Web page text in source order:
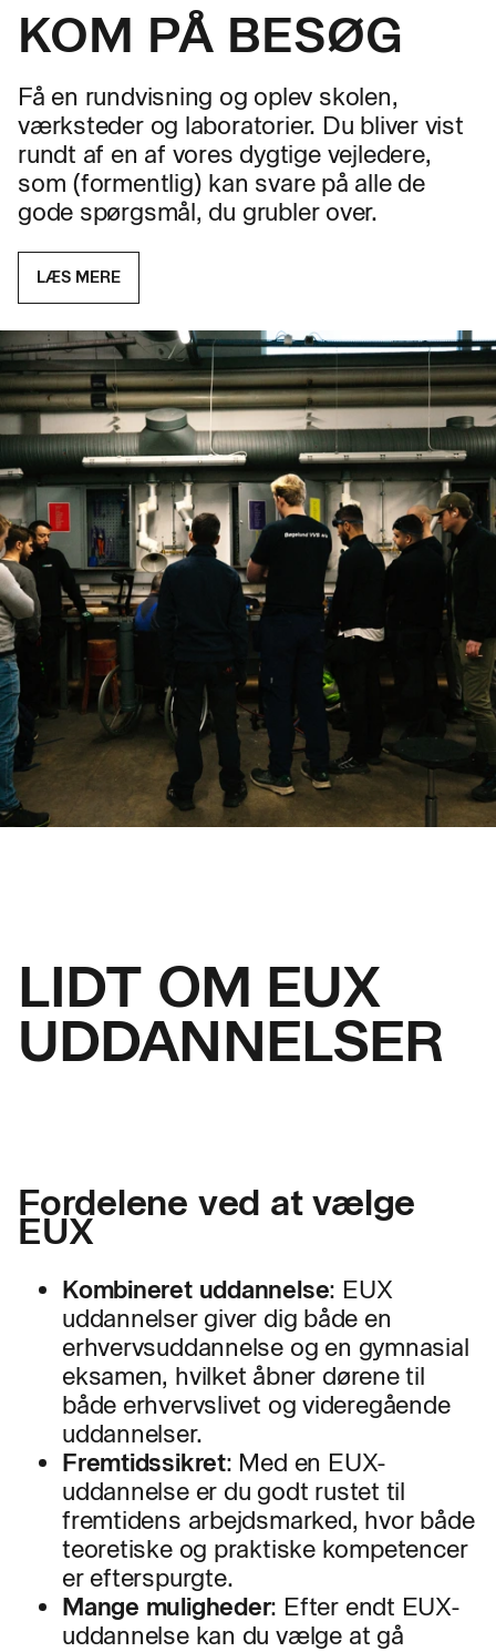
KOM PÅ BESØG
Få en rundvisning og oplev skolen,
værksteder og laboratorier. Du bliver vist
rundt af en af vores dygtige vejledere,
som (formentlig) kan svare på alle de
gode spørgsmål, du grubler over.
LÆS MERE
LIDT OM EUX
UDDANNELSER
Fordelene ved at vælge
EUX
Kombineret uddannelse: EUX
uddannelser giver dig både en
erhvervsuddannelse og en gymnasial
eksamen, hvilket åbner dørene til
både erhvervslivet og videregående
uddannelser.
Fremtidssikret: Med en EUX-
uddannelse er du godt rustet til
fremtidens arbejdsmarked, hvor både
teoretiske og praktiske kompetencer
er efterspurgte.
Mange muligheder: Efter endt EUX-
uddannelse kan du vælge at gå